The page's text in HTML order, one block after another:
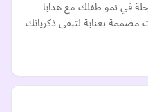
في نمو طفلك مع هدايا
بعناية لتبقى ذكرياتك